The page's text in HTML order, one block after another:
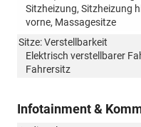
Sitzheizung, Sitzheizung
vorne, Massagesitze
Sitze: Verstellbarkeit
Elektrisch verstellbarer
Fahrersitz
Infotainment &